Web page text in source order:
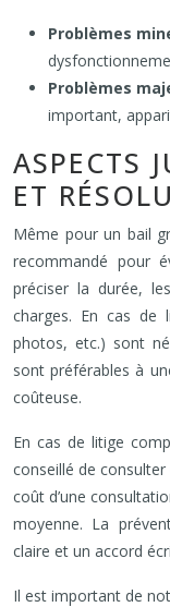
Problèmes
Problèmes
important,
ASPECTS
ET
Même pour un bail
recommandé pour
préciser la durée,
charges. En cas de
photos, etc.) sont
sont préférables à
coûteuse.
En cas de litige
conseillé de
coût d’une
moyenne. La
claire et un accord
Il est important de